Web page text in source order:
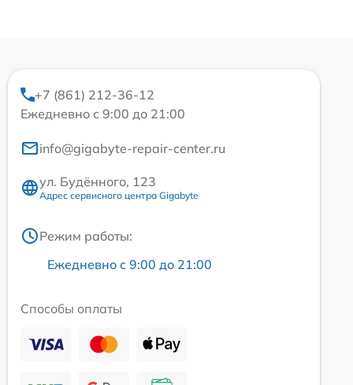
+7 (861) 212-36-12
Ежедневно с 9:00 до 21:00
info@gigabyte-repair-center.ru
ул. Будённого, 123
Адрес сервисного центра Gigabyte
Режим работы:
Ежедневно с 9:00 до 21:00
Способы оплаты